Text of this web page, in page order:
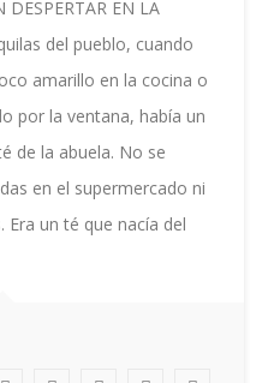
Profundo
DESPERTAR EN LA
del pueblo, cuando
amarillo en la cocina o
por la ventana, había un
de la abuela. No se
en el supermercado ni
Era un té que nacía del